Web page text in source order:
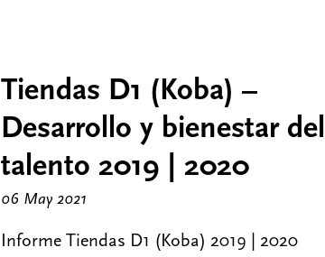
Tiendas D1 (Koba) –
Desarrollo y bienestar del
talento 2019 | 2020
06 May 2021
Informe Tiendas D1 (Koba) 2019 | 2020